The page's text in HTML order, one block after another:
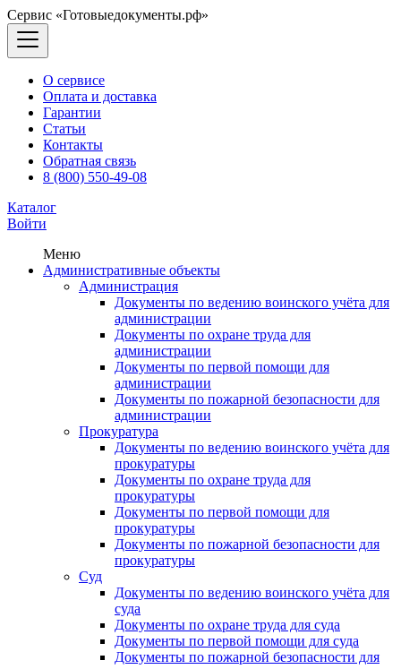
Сервис «Готовыедокументы.рф»
О сервисе
Оплата и доставка
Гарантии
Статьи
Контакты
Обратная связь
8 (800) 550-49-08
Каталог
Войти
Меню
Административные объекты
Администрация
Документы по ведению воинского учёта для
администрации
Документы по охране труда для
администрации
Документы по первой помощи для
администрации
Документы по пожарной безопасности для
администрации
Прокуратура
Документы по ведению воинского учёта для
прокуратуры
Документы по охране труда для
прокуратуры
Документы по первой помощи для
прокуратуры
Документы по пожарной безопасности для
прокуратуры
Суд
Документы по ведению воинского учёта для
суда
Документы по охране труда для суда
Документы по первой помощи для суда
Документы по пожарной безопасности для